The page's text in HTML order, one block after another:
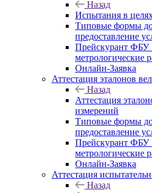
Назад
Испытания в
Типовые формы
предоставление
Прейскурант
метрологические
Онлайн-Заявка
Аттестация эталонов
Назад
Аттестация
измерений
Типовые формы
предоставление
Прейскурант
метрологические
Онлайн-Заявка
Аттестация
Назад